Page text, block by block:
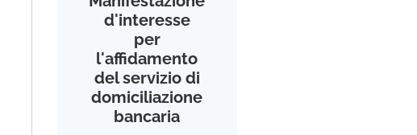
d'interesse
per
l'affidamento
del servizio di
domiciliazione
bancaria